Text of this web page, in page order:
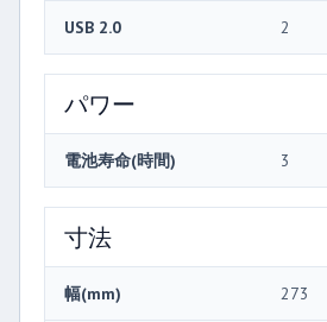
USB 2.0 2
パワー
電池寿命(時間) 3
寸法
幅(mm) 273